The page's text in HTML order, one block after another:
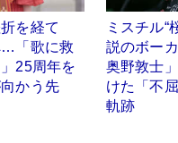
を経て
…「歌に救
25周年を
かう先
ミスチル“
説のボー
奥野敦士
けた「不
軌跡